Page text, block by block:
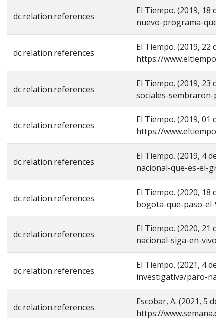
dc.relation.references
El Tiempo. (2019, 18
nuevo-programa-
dc.relation.references
El Tiempo. (2019, 22
https://
dc.relation.references
El Tiempo. (2019, 23
sociales-sembraron-
dc.relation.references
El Tiempo. (2019, 01
https://
dc.relation.references
El Tiempo. (2019, 4
nacional-que-es-el-
dc.relation.references
El Tiempo. (2020, 18
bogota-que-paso-el-
dc.relation.references
El Tiempo. (2020, 21
nacional-siga-en-
dc.relation.references
El Tiempo. (2021, 4
investigativa/paro-
dc.relation.references
Escobar, A. (2021, 5
https://